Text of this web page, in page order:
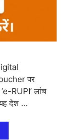
पर
RUPI’ लांच
देश …